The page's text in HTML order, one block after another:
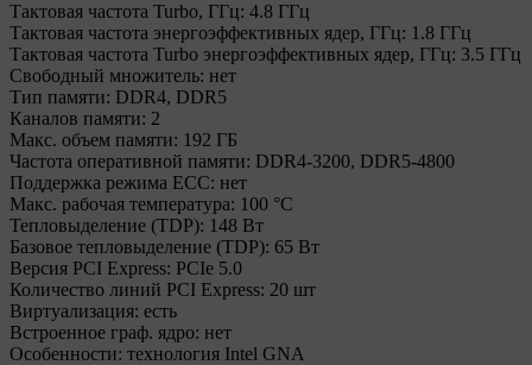
Тактовая частота Turbo, ГГц: 4.8 ГГц
Тактовая частота энергоэффективных ядер, ГГц: 1.8 ГГц
Тактовая частота Turbo энергоэффективных ядер, ГГц: 3.5 ГГц
Свободный множитель: нет
Тип памяти: DDR4, DDR5
Каналов памяти: 2
Макс. объем памяти: 192 ГБ
Частота оперативной памяти: DDR4-3200, DDR5-4800
Поддержка режима ECC: нет
Макс. рабочая температура: 100 °C
Тепловыделение (TDP): 148 Вт
Базовое тепловыделение (TDP): 65 Вт
Версия PCI Express: PCIe 5.0
Количество линий PCI Express: 20 шт
Виртуализация: есть
Встроенное граф. ядро: нет
Особенности: технология Intel GNA